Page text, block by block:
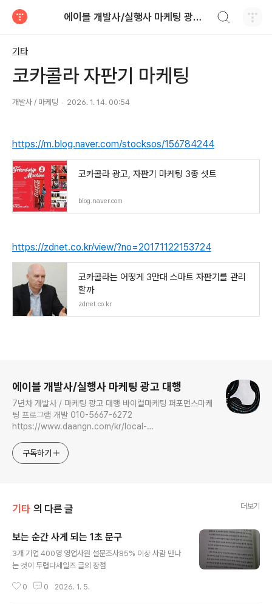
에이블 개발사/실행사 마케팅 광고 대행
기타
코카콜라 자판기 마케팅
개발사 / 마케팅 2026. 1. 14. 00:54
https://m.blog.naver.com/stocksos/156784244
코카콜라 광고, 자판기 마케팅 3종 셋트
blog.naver.com
https://zdnet.co.kr/view/?no=20171122153724
코카콜라는 어떻게 3만대 스마트 자판기를 관리
할까
zdnet.co.kr
에이블 개발사/실행사 마케팅 광고 대행
7년차 개발사 / 마케팅 광고 대행 바이럴마케팅 퍼포먼스마케
팅 프로그램 개발 010-5667-6272
https://www.daangn.com/kr/local-
구독하기
기타 의 다른 글 더보기
보는 순간 사게 되는 1초 문구
3개 기업 400영 영업사원 설문조사85% 이상 사람 만나
는 것이 두렵다세일즈 글의 장점
0 0 2026. 1. 5.